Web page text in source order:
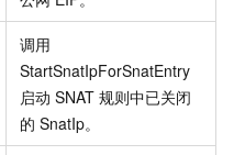
调用
StartSnatIpForSnatEntry
启动 SNAT 规则中已关闭
的 SnatIp。